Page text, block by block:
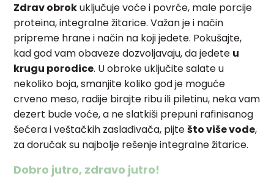
Zdrav obrokuključuje voće i povrće, male porcije
proteina, integralne žitarice. Važan je i način
pripreme hrane i način na koji jedete. Pokušajte,
kad god vam obaveze dozvoljavaju, da jedete u
krugu porodice. U obroke uključite salate u
nekoliko boja, smanjite koliko god je moguće
crveno meso, radije birajte ribu ili piletinu, neka vam
dezert bude voće, a ne slatkiši prepuni rafinisanog
šećera i veštačkih zaslađivača, pijtešto više vode,
za doručak su najbolje rešenje integralne žitarice.
Dobro jutro, zdravo jutro!